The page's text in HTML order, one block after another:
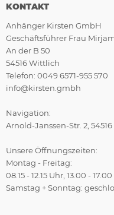
KONTAKT
Anhänger Kirsten GmbH
Geschäftsführer Frau
An der B 50
54516 Wittlich
Telefon: 0049 6571-955 570
info@kirsten.gmbh
Navigation:
Arnold-Janssen-Str. 2,
Unsere Öffnungszeiten:
Montag - Freitag:
08.15 - 12.15 Uhr, 13.00 -
Samstag + Sonntag: